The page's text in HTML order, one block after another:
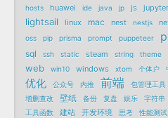
hosts
huawei ide java jp js jupyter
lightsail linux mac nest nestjs
oss pip prisma prompt puppeteer
sql ssh static steam string theme
web win10 windows xtom 个体户
优化 公众号 内推 前端 包管理工具
增删查改
壁纸 备份 复盘 娱乐 字符串
工具函数 建站 开发环境 思考 性能测试